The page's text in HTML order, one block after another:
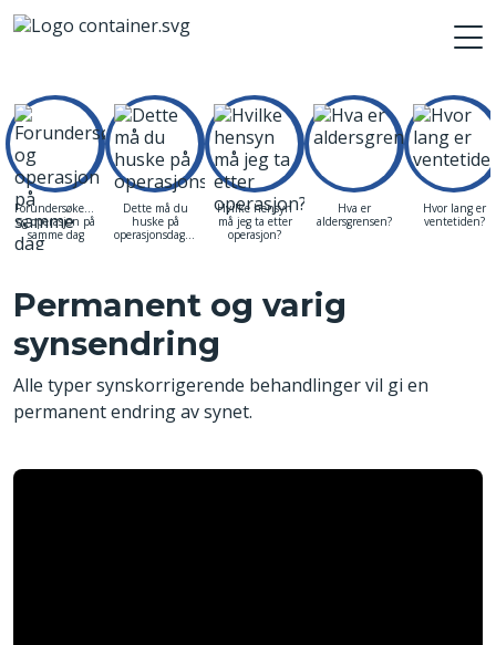
Forundersøkelse
og operasjon på
samme dag
Dette må du
huske på
operasjonsdagen
Hvilke hensyn
må jeg ta etter
operasjon?
Hva er
aldersgrensen?
Hvor lang er
ventetiden?
Permanent og varig
synsendring
Alle typer synskorrigerende behandlinger vil gi en
permanent endring av synet.